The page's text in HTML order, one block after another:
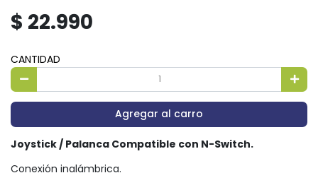
$ 22.990
CANTIDAD
Agregar al carro
Joystick / Palanca Compatible con N-Switch.
Conexión inalámbrica.